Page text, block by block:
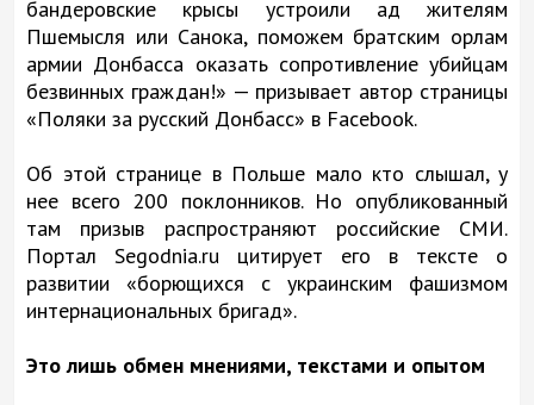
бандеровские крысы устроили ад жителям
Пшемысля или Санока, поможем братским орлам
армии Донбасса оказать сопротивление убийцам
безвинных граждан!» — призывает автор страницы
«Поляки за русский Донбасс» в Facebook.
Об этой странице в Польше мало кто слышал, у
нее всего 200 поклонников. Но опубликованный
там призыв распространяют российские СМИ.
Портал Segodnia.ru цитирует его в тексте о
развитии «борющихся с украинским фашизмом
интернациональных бригад».
Это лишь обмен мнениями, текстами и опытом